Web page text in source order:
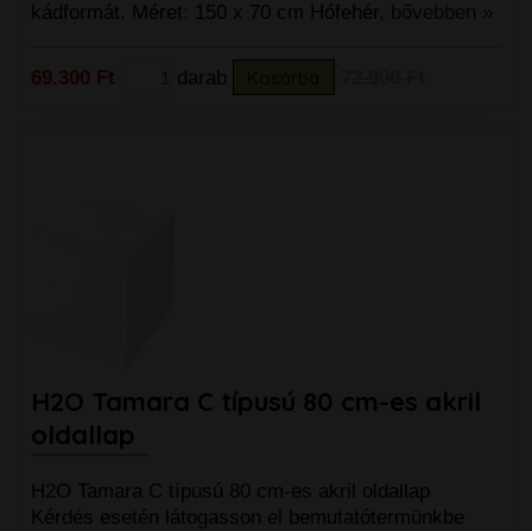
kádformát. Méret: 150 x 70 cm Hófehér,
bővebben »
69.300 Ft darab
H2O Tamara C típusú 80 cm-es akril
oldallap
H2O Tamara C típusú 80 cm-es akril oldallap
Kérdés esetén látogasson el bemutatótermünkbe